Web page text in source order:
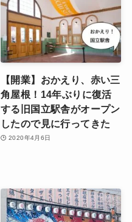
【開業】おかえり、赤い三
角屋根！14年ぶりに復活
する旧国立駅舎がオープン
したので見に行ってきた
2020年4月6日